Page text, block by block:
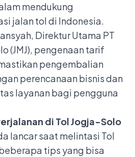
mendukung
jalan tol di Indonesia.
Direktur Utama PT
(JMJ), pengenaan tarif
pengembalian
perencanaan bisnis dan
layanan bagi pengguna
di Tol Jogja-Solo
lancar saat melintasi Tol
tips yang bisa